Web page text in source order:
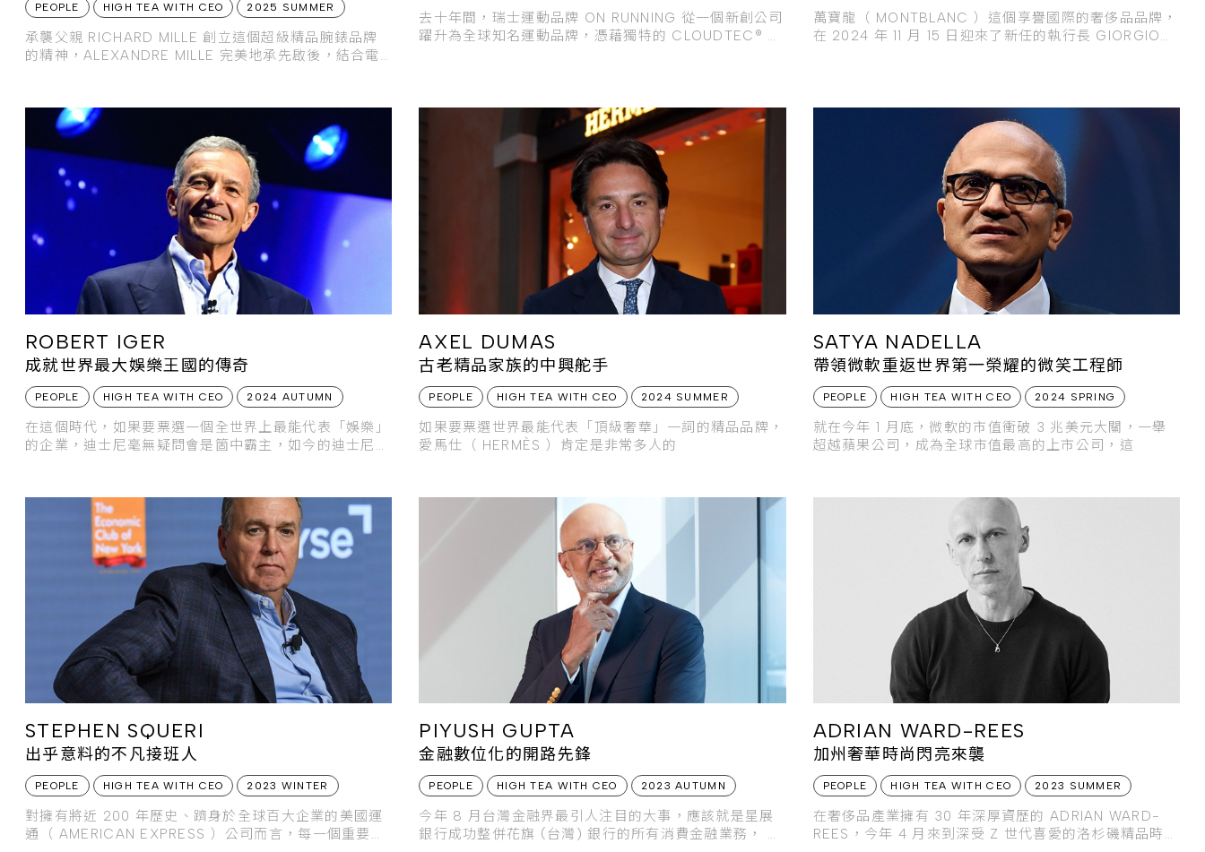
PEOPLE HIGH TEA WITH CEO 2025 SUMMER
承襲父親 RICHARD MILLE 創立這個超級精品腕錶品牌
的精神，ALEXANDRE MILLE 完美地承先啟後，結合電
去十年間，瑞士運動品牌 ON RUNNING 從一個新創公司
躍升為全球知名運動品牌，憑藉獨特的 CLOUDTEC® 技
萬寶龍（ MONTBLANC ）這個享譽國際的奢侈品品牌，
在 2024 年 11 月 15 日迎來了新任的執行長 GIORGIO
ROBERT IGER
成就世界最大娛樂王國的傳奇
PEOPLE HIGH TEA WITH CEO 2024 AUTUMN
在這個時代，如果要票選一個全世界上最能代表「娛樂」
的企業，迪士尼毫無疑問會是箇中霸主，如今的迪士尼不
業等
AXEL DUMAS
古老精品家族的中興舵手
PEOPLE HIGH TEA WITH CEO 2024 SUMMER
如果要票選世界最能代表「頂級奢華」一詞的精品品牌，
愛馬仕（ HERMÈS ）肯定是非常多人的
SATYA NADELLA
帶領微軟重返世界第一榮耀的微笑工程師
PEOPLE HIGH TEA WITH CEO 2024 SPRING
就在今年 1 月底，微軟的市值衝破 3 兆美元大關，一舉
超越蘋果公司，成為全球市值最高的上市公司，這
STEPHEN SQUERI
出乎意料的不凡接班人
PEOPLE HIGH TEA WITH CEO 2023 WINTER
對擁有將近 200 年歷史、躋身於全球百大企業的美國運
通（ AMERICAN EXPRESS ）公司而言，每一個重要決
PIYUSH GUPTA
金融數位化的開路先鋒
PEOPLE HIGH TEA WITH CEO 2023 AUTUMN
今年 8 月台灣金融界最引人注目的大事，應該就是星展
銀行成功整併花旗 (台灣) 銀行的所有消費金融業務， 一
ADRIAN WARD-REES
加州奢華時尚閃亮來襲
PEOPLE HIGH TEA WITH CEO 2023 SUMMER
在奢侈品產業擁有 30 年深厚資歷的 ADRIAN WARD-
REES，今年 4 月來到深受 Z 世代喜愛的洛杉磯精品時裝